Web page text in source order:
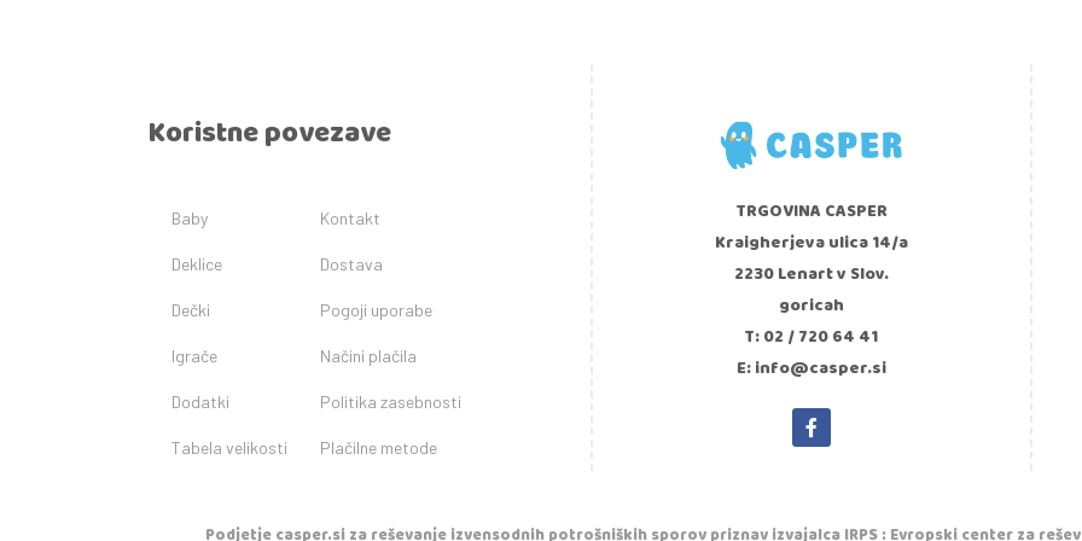
Koristne povezave
Baby
Deklice
Dečki
Igrače
Dodatki
Tabela velikosti
Kontakt
Dostava
Pogoji uporabe
Načini plačila
Politika zasebnosti
Plačilne metode
TRGOVINA CASPER
Kraigherjeva ulica 14/a
2230 Lenart v Slov.
goricah
T: 02 / 720 64 41
E: info@casper.si